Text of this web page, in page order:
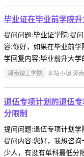
毕业证在毕业前学院
提问问题:毕业证学院:提
容:你好，如果在毕业前
学回复内容:毕业前升大
湖南理工学院 本站小编 湖
退伍专项计划的退伍
分限制
提问问题:退伍专项计划
提问内容:您好，我想咨
少人，有没有单科最低分